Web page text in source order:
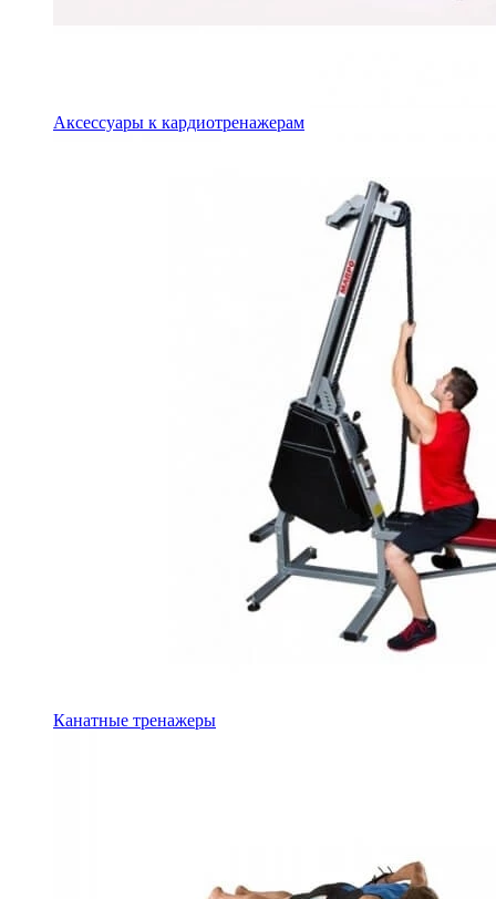
Аксессуары к кардиотренажерам
Канатные тренажеры